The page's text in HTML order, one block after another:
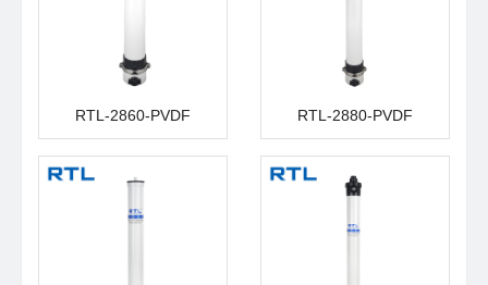
RTL-2860-PVDF RTL-2880-PVDF